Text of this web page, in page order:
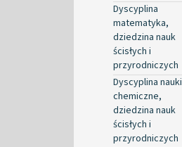
Dyscyplina
matematyka,
dziedzina nauk
ścisłych i
przyrodniczych
Dyscyplina nauki
chemiczne,
dziedzina nauk
ścisłych i
przyrodniczych